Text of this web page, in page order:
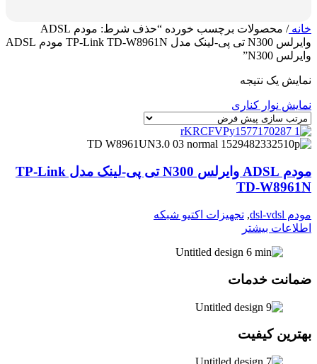
خانه/
محصولات برچسب خورده “حذف شرط: مودم ADSL
وایرلس N300 تی پی-لینک مدل TP-Link TD-W8961N مودم ADSL
وایرلس N300”
نمایش یک نتیجه
نمایش نوار کناری
مودم ADSL وایرلس N300 تی پی-لینک مدل TP-Link
TD-W8961N
مودم dsl-vdsl , تجهیزات اکتیو شبکه
اطلاعات بیشتر
ضمانت خدمات
بهترین کیفیت